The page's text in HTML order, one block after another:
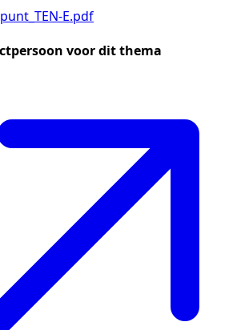
E.pdf
voor dit thema